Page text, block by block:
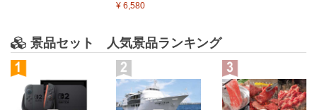
¥ 6,580
景品セット 人気景品ランキング